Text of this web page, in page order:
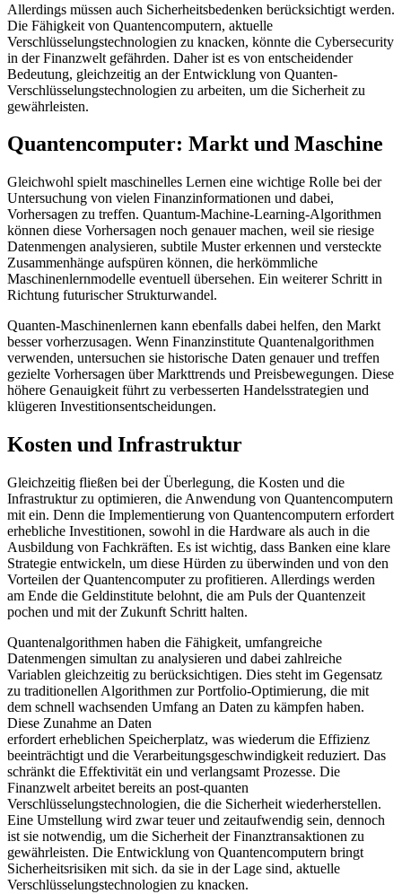
Allerdings müssen auch Sicherheitsbedenken berücksichtigt werden.
Die Fähigkeit von Quantencomputern, aktuelle
Verschlüsselungstechnologien zu knacken, könnte die Cybersecurity
in der Finanzwelt gefährden. Daher ist es von entscheidender
Bedeutung, gleichzeitig an der Entwicklung von Quanten-
Verschlüsselungstechnologien zu arbeiten, um die Sicherheit zu
gewährleisten.
Quantencomputer: Markt und Maschine
Gleichwohl spielt maschinelles Lernen eine wichtige Rolle bei der
Untersuchung von vielen Finanzinformationen und dabei,
Vorhersagen zu treffen. Quantum-Machine-Learning-Algorithmen
können diese Vorhersagen noch genauer machen, weil sie riesige
Datenmengen analysieren, subtile Muster erkennen und versteckte
Zusammenhänge aufspüren können, die herkömmliche
Maschinenlernmodelle eventuell übersehen. Ein weiterer Schritt in
Richtung futurischer Strukturwandel.
Quanten-Maschinenlernen kann ebenfalls dabei helfen, den Markt
besser vorherzusagen. Wenn Finanzinstitute Quantenalgorithmen
verwenden, untersuchen sie historische Daten genauer und treffen
gezielte Vorhersagen über Markttrends und Preisbewegungen. Diese
höhere Genauigkeit führt zu verbesserten Handelsstrategien und
klügeren Investitionsentscheidungen.
Kosten und Infrastruktur
Gleichzeitig fließen bei der Überlegung, die Kosten und die
Infrastruktur zu optimieren, die Anwendung von Quantencomputern
mit ein. Denn die Implementierung von Quantencomputern erfordert
erhebliche Investitionen, sowohl in die Hardware als auch in die
Ausbildung von Fachkräften. Es ist wichtig, dass Banken eine klare
Strategie entwickeln, um diese Hürden zu überwinden und von den
Vorteilen der Quantencomputer zu profitieren. Allerdings werden
am Ende die Geldinstitute belohnt, die am Puls der Quantenzeit
pochen und mit der Zukunft Schritt halten.
Quantenalgorithmen haben die Fähigkeit, umfangreiche
Datenmengen simultan zu analysieren und dabei zahlreiche
Variablen gleichzeitig zu berücksichtigen. Dies steht im Gegensatz
zu traditionellen Algorithmen zur Portfolio-Optimierung, die mit
dem schnell wachsenden Umfang an Daten zu kämpfen haben.
Diese Zunahme an Daten
erfordert erheblichen Speicherplatz, was wiederum die Effizienz
beeinträchtigt und die Verarbeitungsgeschwindigkeit reduziert. Das
schränkt die Effektivität ein und verlangsamt Prozesse. Die
Finanzwelt arbeitet bereits an post-quanten
Verschlüsselungstechnologien, die die Sicherheit wiederherstellen.
Eine Umstellung wird zwar teuer und zeitaufwendig sein, dennoch
ist sie notwendig, um die Sicherheit der Finanztransaktionen zu
gewährleisten. Die Entwicklung von Quantencomputern bringt
Sicherheitsrisiken mit sich. da sie in der Lage sind, aktuelle
Verschlüsselungstechnologien zu knacken.